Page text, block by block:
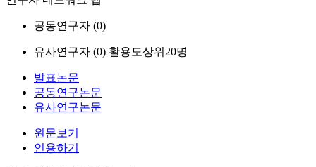
공동연구자 (0)
유사연구자 (0) 활용도상위20명
발표논문
공동연구논문
유사연구논문
원문보기
인용하기